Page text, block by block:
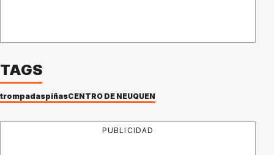
TAGS
trompadaspiñasCENTRO DE NEUQUÉN
PUBLICIDAD